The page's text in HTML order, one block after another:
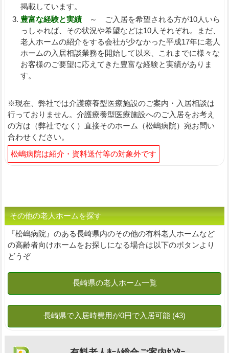
掲載しています。
豊富な経験と実績～ ご入居を希望される方が10人いら
っしゃれば、その状況や希望などは10人それぞれ。まだ、
老人ホームの紹介をする会社が少なかった平成17年に老人
ホームの入居相談業務を開始して以来、これまでに様々な
お客様のご要望に応えてきた豊富な経験と実績がありま
す。
※現在、弊社では介護療養型医療施設のご案内・入居相談は
行っておりません。介護療養型医療施設へのご入居をお考え
の方は（弊社でなく）直接そのホーム（松嶋病院）宛お問い
合わせください。
松嶋病院は紹介・資料送付等の対象外です
その他の老人ホームを探す
『松嶋病院』のある長崎県内のその他の有料老人ホームなど
の高齢者向けホームをお探しになる場合は以下のボタンより
どうぞ